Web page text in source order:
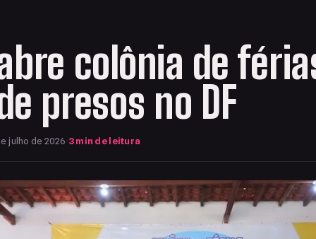
colônia de
presos no DF
julho de 2026·3 min de leitura